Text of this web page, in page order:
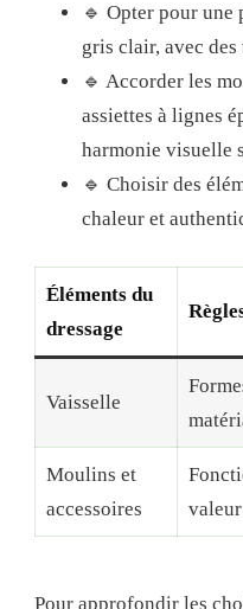
🔹 Opter pour une
gris clair, avec
🔹 Accorder les
assiettes à lignes
harmonie visuelle
🔹 Choisir des
chaleur et
Éléments du
dressage
Vaisselle
Moulins et
accessoires
Pour approfondir les